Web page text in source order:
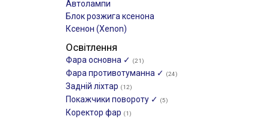
Автолампи
Блок розжига ксенона
Ксенон (Xenon)
Освітлення
Фара основна ✓ (21)
Фара противотуманна ✓ (24)
Задній ліхтар (12)
Покажчики повороту ✓ (5)
Коректор фар (1)